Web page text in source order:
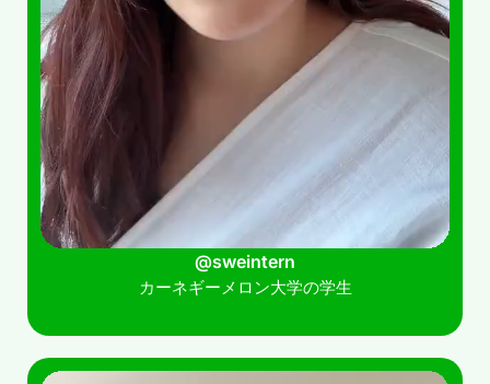
@sweintern
カーネギーメロン大学の学生